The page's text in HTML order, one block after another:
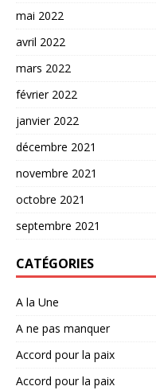
mai 2022
avril 2022
mars 2022
février 2022
janvier 2022
décembre 2021
novembre 2021
octobre 2021
septembre 2021
CATÉGORIES
A la Une
A ne pas manquer
Accord pour la paix
Accord pour la paix